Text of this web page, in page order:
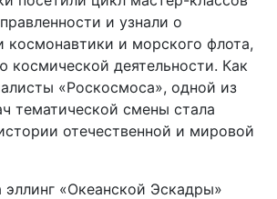
и узнали о
космонавтики и морского флота,
космической деятельности. Как
«Роскосмоса», одной из
тематической смены стала
отечественной и мировой
эллинг «Океанской Эскадры»